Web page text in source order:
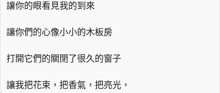
讓你的眼看見我的到來
讓你們的心像小小的木板房
打開它們的關閉了很久的窗子
讓我把花束，把香氣，把亮光，